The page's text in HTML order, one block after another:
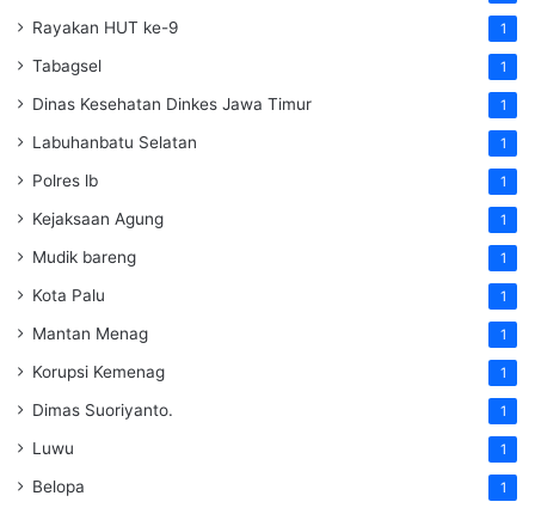
Rayakan HUT ke-9 1
Tabagsel 1
Dinas Kesehatan Dinkes Jawa Timur 1
Labuhanbatu Selatan 1
Polres lb 1
Kejaksaan Agung 1
Mudik bareng 1
Kota Palu 1
Mantan Menag 1
Korupsi Kemenag 1
Dimas Suoriyanto. 1
Luwu 1
Belopa 1